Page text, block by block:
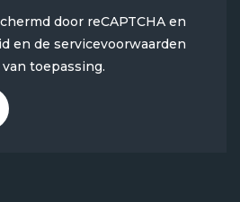
door reCAPTCHA en
en de servicevoorwaarden
toepassing.